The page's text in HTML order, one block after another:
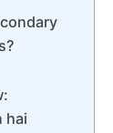
hai